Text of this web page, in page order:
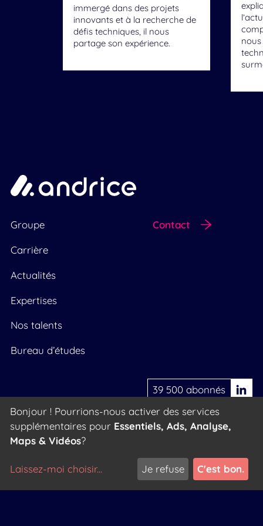
immergé dans des projets
innovants et à la recherche de
défis techniques, il nous
partage son expérience.
Groupe
Carrière
Actualités
Expertises
Nos talents
Bureau d’études
Contact
39 500 abonnés
Politique de confidentialité
Bonjour ! Pourrions-nous activer des services
supplémentaires pour Essentiels, Ads, Analyse,
Maps & Vidéos?
Laissez-moi choisir... Je refuse C'est bon.